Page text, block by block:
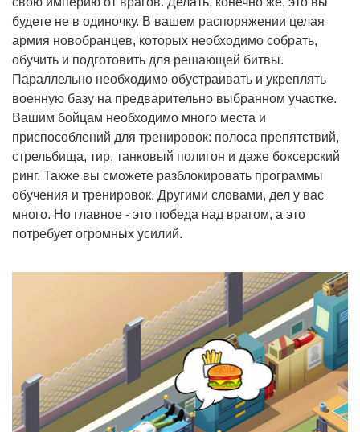
будете не в одиночку. В вашем распоряжении целая
армия новобранцев, которых необходимо собрать,
обучить и подготовить для решающей битвы.
Параллельно необходимо обустраивать и укреплять
военную базу на предварительно выбранном участке.
Вашим бойцам необходимо много места и
приспособлений для тренировок: полоса препятствий,
стрельбища, тир, танковый полигон и даже боксерский
ринг. Также вы сможете разблокировать программы
обучения и тренировок. Другими словами, дел у вас
много. Но главное - это победа над врагом, а это
потребует огромных усилий.